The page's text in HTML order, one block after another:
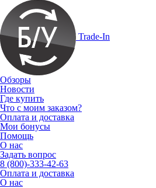
Trade-In
Обзоры
Новости
Где купить
Что с моим заказом?
Оплата и доставка
Мои бонусы
Помощь
О нас
Задать вопрос
8 (800)-333-42-63
Оплата и доставка
О нас